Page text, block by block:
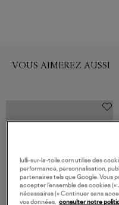
VOUS AIMEREZ AUSSI
lulli-sur-la-toile.com utilise des
performance, personnalisation,
partenaires tels que Google. Vous
accepter l’ensemble des cookies
nécessaires (« Continuer sans
vos données,
consulter notre